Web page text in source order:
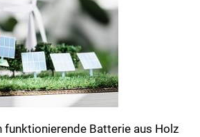
funktionierende Batterie aus Holz